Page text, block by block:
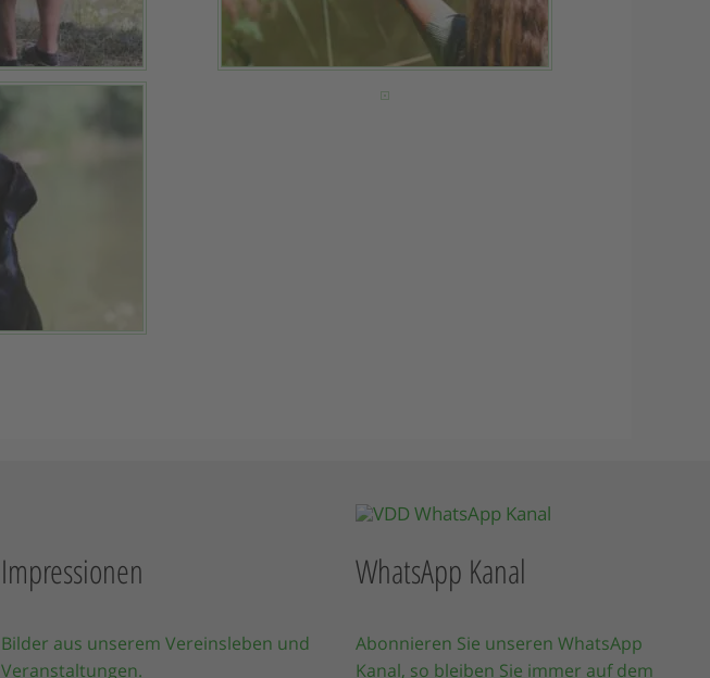
Impressionen
Bilder aus unserem Vereinsleben und
Veranstaltungen.
WhatsApp Kanal
Abonnieren Sie unseren WhatsApp
Kanal, so bleiben Sie immer auf dem